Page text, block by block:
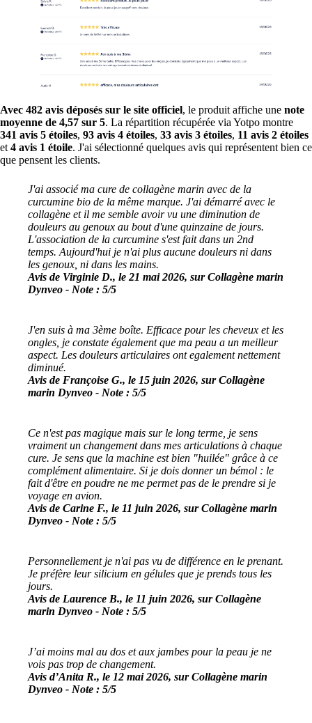
Avec 482 avis déposés sur le site officiel, le produit affiche une note
moyenne de 4,57 sur 5. La répartition récupérée via Yotpo montre
341 avis 5 étoiles, 93 avis 4 étoiles, 33 avis 3 étoiles, 11 avis 2 étoiles
et 4 avis 1 étoile. J'ai sélectionné quelques avis qui représentent bien ce
que pensent les clients.
J'ai associé ma cure de collagène marin avec de la
curcumine bio de la même marque. J'ai démarré avec le
collagène et il me semble avoir vu une diminution de
douleurs au genoux au bout d'une quinzaine de jours.
L'association de la curcumine s'est fait dans un 2nd
temps. Aujourd'hui je n'ai plus aucune douleurs ni dans
les genoux, ni dans les mains.
Avis de Virginie D., le 21 mai 2026, sur Collagène marin
Dynveo - Note : 5/5
J'en suis à ma 3ème boîte. Efficace pour les cheveux et les
ongles, je constate également que ma peau a un meilleur
aspect. Les douleurs articulaires ont egalement nettement
diminué.
Avis de Françoise G., le 15 juin 2026, sur Collagène
marin Dynveo - Note : 5/5
Ce n'est pas magique mais sur le long terme, je sens
vraiment un changement dans mes articulations à chaque
cure. Je sens que la machine est bien "huilée" grâce à ce
complément alimentaire. Si je dois donner un bémol : le
fait d'être en poudre ne me permet pas de le prendre si je
voyage en avion.
Avis de Carine F., le 11 juin 2026, sur Collagène marin
Dynveo - Note : 5/5
Personnellement je n'ai pas vu de différence en le prenant.
Je préfère leur silicium en gélules que je prends tous les
jours.
Avis de Laurence B., le 11 juin 2026, sur Collagène
marin Dynveo - Note : 5/5
J’ai moins mal au dos et aux jambes pour la peau je ne
vois pas trop de changement.
Avis d’Anita R., le 12 mai 2026, sur Collagène marin
Dynveo - Note : 5/5